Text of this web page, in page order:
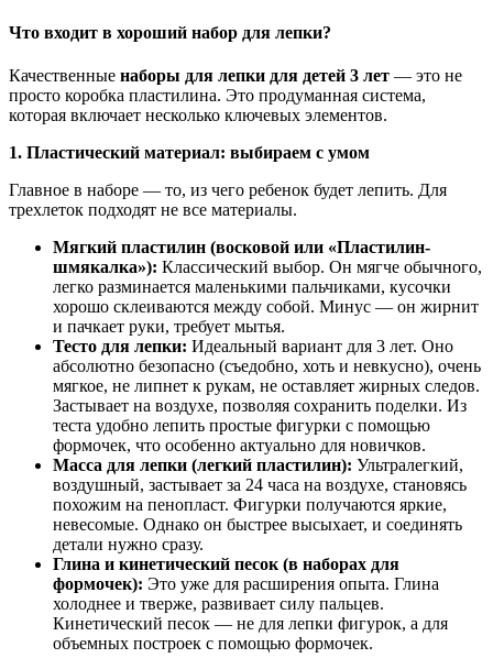
Что входит в хороший набор для лепки?
Качественные наборы для лепки для детей 3 лет — это не
просто коробка пластилина. Это продуманная система,
которая включает несколько ключевых элементов.
1. Пластический материал: выбираем с умом
Главное в наборе — то, из чего ребенок будет лепить. Для
трехлеток подходят не все материалы.
Мягкий пластилин (восковой или «Пластилин-
шмякалка»): Классический выбор. Он мягче обычного,
легко разминается маленькими пальчиками, кусочки
хорошо склеиваются между собой. Минус — он жирнит
и пачкает руки, требует мытья.
Тесто для лепки: Идеальный вариант для 3 лет. Оно
абсолютно безопасно (съедобно, хоть и невкусно), очень
мягкое, не липнет к рукам, не оставляет жирных следов.
Застывает на воздухе, позволяя сохранить поделки. Из
теста удобно лепить простые фигурки с помощью
формочек, что особенно актуально для новичков.
Масса для лепки (легкий пластилин): Ультралегкий,
воздушный, застывает за 24 часа на воздухе, становясь
похожим на пенопласт. Фигурки получаются яркие,
невесомые. Однако он быстрее высыхает, и соединять
детали нужно сразу.
Глина и кинетический песок (в наборах для
формочек): Это уже для расширения опыта. Глина
холоднее и тверже, развивает силу пальцев.
Кинетический песок — не для лепки фигурок, а для
объемных построек с помощью формочек.